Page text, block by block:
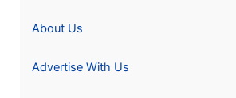
About Us
Advertise With Us